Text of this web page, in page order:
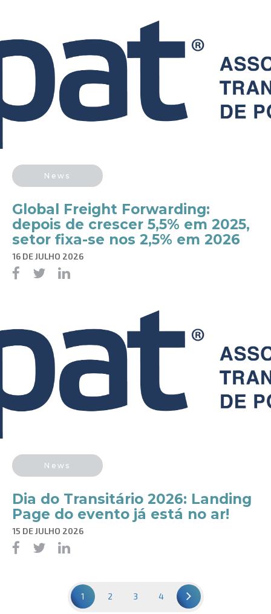
News
Global Freight Forwarding:
depois de crescer 5,5% em 2025,
setor fixa-se nos 2,5% em 2026
16 DE JULHO 2026
News
Dia do Transitário 2026: Landing
Page do evento já está no ar!
15 DE JULHO 2026
1 2 3 4